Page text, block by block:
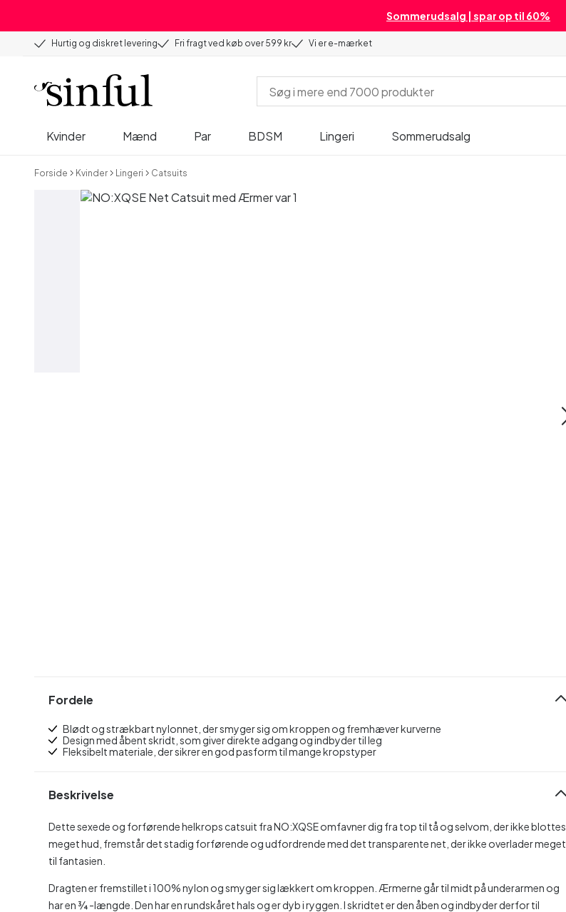
Sommerudsalg | spar op til 60%
Hurtig og diskret levering Fri fragt ved køb over 599 kr Vi er e-mærket
Kvinder Mænd Par BDSM Lingeri Sommerudsalg
Forside Kvinder Lingeri Catsuits
Fordele
Blødt og strækbart nylonnet, der smyger sig om kroppen og fremhæver kurverne
Design med åbent skridt, som giver direkte adgang og indbyder til leg
Fleksibelt materiale, der sikrer en god pasform til mange kropstyper
Beskrivelse
Dette sexede og forførende helkrops catsuit fra NO:XQSE omfavner dig fra top til tå og selvom, der ikke blottes
meget hud, fremstår det stadig forførende og udfordrende med det transparente net, der ikke overlader meget
til fantasien.
Dragten er fremstillet i 100% nylon og smyger sig lækkert om kroppen. Ærmerne går til midt på underarmen og
har en ¾ -længde. Den har en rundskåret hals og er dyb i ryggen. I skridtet er den åben og indbyder derfor til